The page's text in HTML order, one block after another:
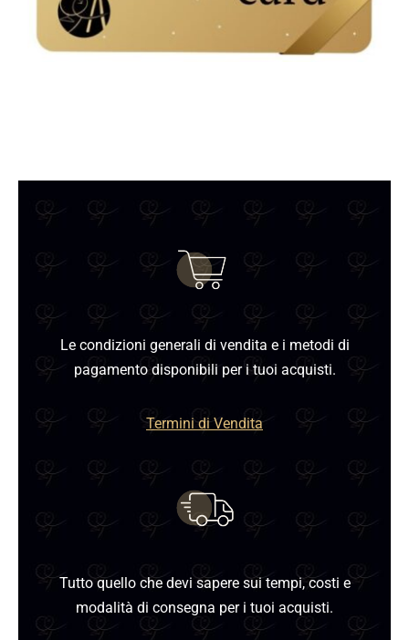
Le condizioni generali di vendita e i metodi di
pagamento disponibili per i tuoi acquisti.
Termini di Vendita
Tutto quello che devi sapere sui tempi, costi e
modalità di consegna per i tuoi acquisti.